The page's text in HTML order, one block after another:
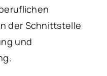
der Schnittstelle
und